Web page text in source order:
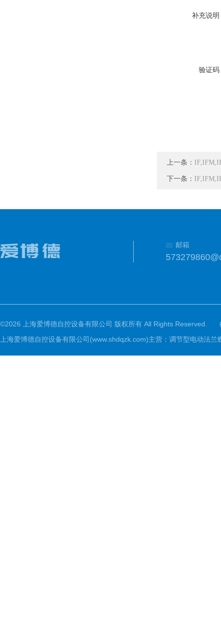
补充说明
验证码
上一条：
下一条：
邮箱
©2026 上海爱博德自控设备有限公司 版权所有 All Rights Reserved.
上海爱博德自控设备有限公司(www.shdqzk.com)主营：调节型电动法